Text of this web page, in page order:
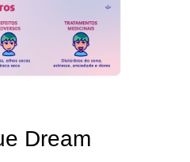
Dream